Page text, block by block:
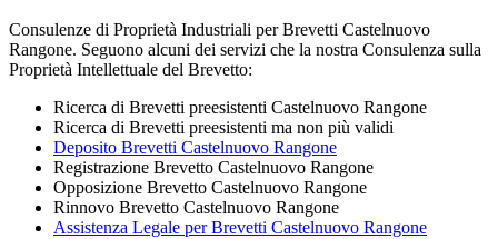
Consulenze di Proprietà Industriali per Brevetti Castelnuovo
Rangone. Seguono alcuni dei servizi che la nostra Consulenza sulla
Proprietà Intellettuale del Brevetto:
Ricerca di Brevetti preesistenti Castelnuovo Rangone
Ricerca di Brevetti preesistenti ma non più validi
Deposito Brevetti Castelnuovo Rangone
Registrazione Brevetto Castelnuovo Rangone
Opposizione Brevetto Castelnuovo Rangone
Rinnovo Brevetto Castelnuovo Rangone
Assistenza Legale per Brevetti Castelnuovo Rangone